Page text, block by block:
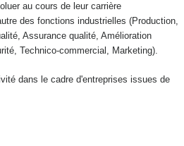
au cours de leur carrière
des fonctions industrielles (Production,
Assurance qualité, Amélioration
Technico-commercial, Marketing).
dans le cadre d'entreprises issues de